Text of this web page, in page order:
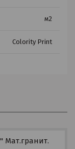
м2
Colority Print
Мат.гранит.